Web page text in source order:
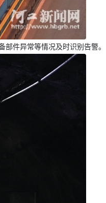
件异常等情况及时识别告警。